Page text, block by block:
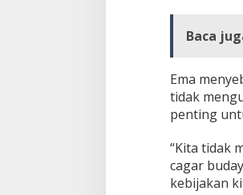
Baca
Ema
tidak
penting
“Kita tidak
cagar
kebijakan